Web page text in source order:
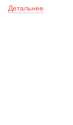
Детальнее